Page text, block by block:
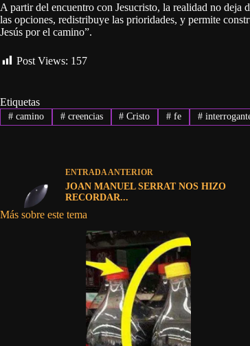
A partir del encuentro con Jesucristo, la realidad no deja
las opciones, redistribuye las prioridades, y permite
Jesús por el camino”.
Post Views: 157
Etiquetas
#camino #creencias # Cristo # fe #
ENTRADA ANTERIOR
JOAN MANUEL SERRAT NOS HIZO
RECORDAR...
Más sobre este tema